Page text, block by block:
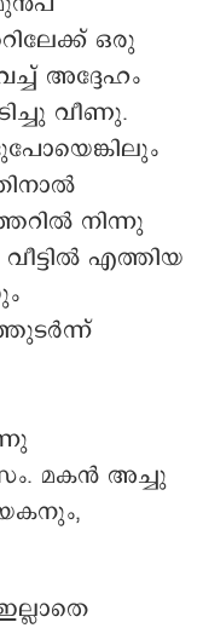
ഒരു
അദ്ദേഹം
വീണു.
നിന്നു
എത്തിയ
മകന്‍ അച്ചു